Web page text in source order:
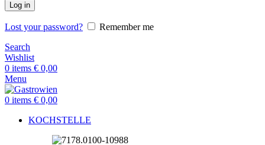
Log in
Lost your password?
Remember me
Search
Wishlist
0 items € 0,00
Menu
0 items € 0,00
KOCHSTELLE